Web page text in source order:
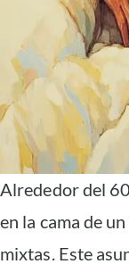
Alrededor del
en la cama de
mixtas. Este